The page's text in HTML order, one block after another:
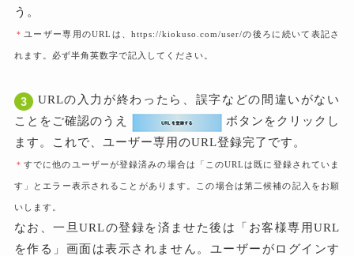
う。
＊ ユーザー専用のURLは、https://kiokuso.com/user/の後ろに続いて表記さ
れます。必ず半角英数字で記入してください。
URLの入力が終わったら、誤字などの間違いがない
ことをご確認のうえ
ボタンをクリックし
ます。これで、ユーザー専用のURL登録完了です。
＊すでに他のユーザーが登録済みの場合は「このURLは既に登録されていま
す」とエラー表示されることがあります。この場合は第二候補の記入をお願
いします。
なお、一旦URLの登録を済ませた後は「お客様専用URL
を作る」画面は表示されません。ユーザーがログインす